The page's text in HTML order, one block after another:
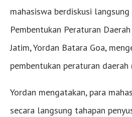
mahasiswa berdiskusi
Pembentukan Peraturan
Jatim, Yordan Batara Goa,
pembentukan peraturan daerah
Yordan mengatakan, para
secara langsung tahapan